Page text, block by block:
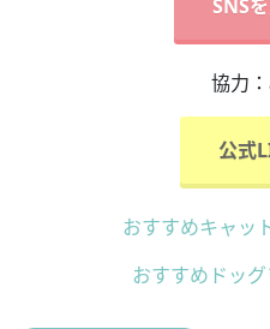
SNS
協力
公式
おすすめキャッ
おすすめドッ